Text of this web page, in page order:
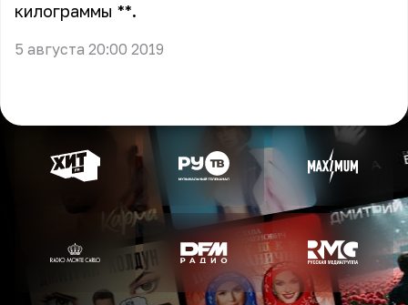
килограммы **.
5 августа 20:00 2019